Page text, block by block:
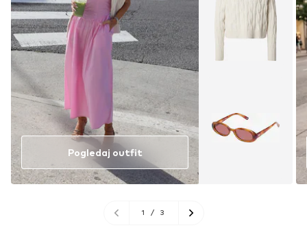
Pogledaj outfit
1 / 3